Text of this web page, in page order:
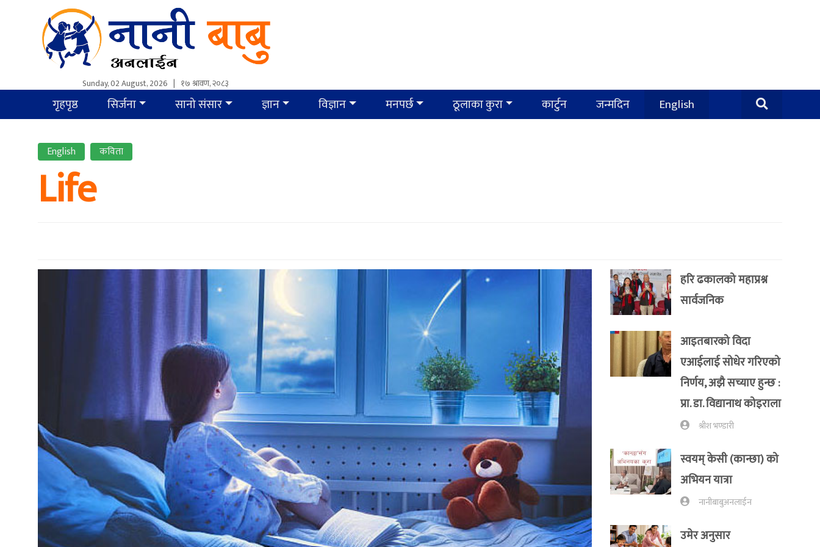
Sunday, 02 August, 2026 | १७ श्रावण, २०८३
गृहपृष्ठ सिर्जना सानो संसार ज्ञान विज्ञान मनपर्छ ठूलाका कुरा कार्टुन जन्मदिन English
English कविता
Life
हरि ढकालको महाप्रश्न
सार्वजनिक
आइतबारको विदा
एआईलाई सोधेर गरिएको
निर्णय, अझै सच्याए हुन्छ :
प्रा‍. डा. विद्यानाथ कोइराला
श्रीश भण्डारी
स्वयम् केसी (कान्छा) को
अभियन यात्रा
नानीबाबुअनलाईन
उमेर अनुसार